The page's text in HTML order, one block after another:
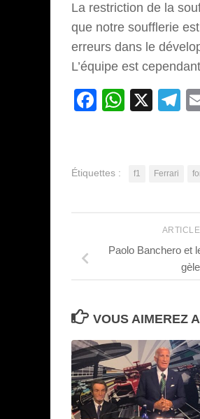
La restriction de la
que notre soufflerie
erreurs dans le
L’équipe est
Facebook
X
Étiquettes : f1 Ferrari
Paolo Banchero et
VOUS AIMEREZ